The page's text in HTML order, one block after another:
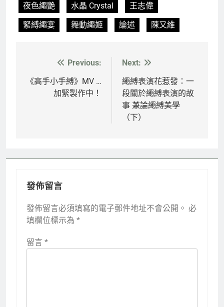
夜色繩艷
水晶 Crystal
王志偉
緊縛繩宴
舞動繩姬 論述 陳又維
章
Previous:
《高手小手縛》MV …
加緊製作中！
Next:
繩縛表演花惹發：一
段關於繩縛表演的故
事 兼論繩縛美學
（下）
發佈留言
發佈留言必須填寫的電子郵件地址不會公開。 必
填欄位標示為 *
留言 *